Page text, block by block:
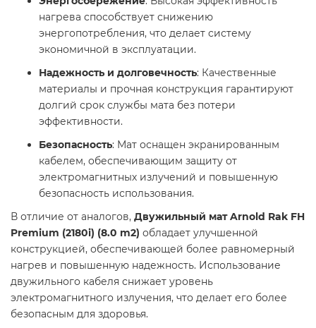
нагрева способствует снижению
энергопотребления, что делает систему
экономичной в эксплуатации.​
Надежность и долговечность: Качественные
материалы и прочная конструкция гарантируют
долгий срок службы мата без потери
эффективности.​
Безопасность: Мат оснащен экранированным
кабелем, обеспечивающим защиту от
электромагнитных излучений и повышенную
безопасность использования.​
В отличие от аналогов, Двужильный мат Arnold Rak FH
Premium (2180i) (8.0 m2) обладает улучшенной
конструкцией, обеспечивающей более равномерный
нагрев и повышенную надежность. Использование
двужильного кабеля снижает уровень
электромагнитного излучения, что делает его более
безопасным для здоровья.​